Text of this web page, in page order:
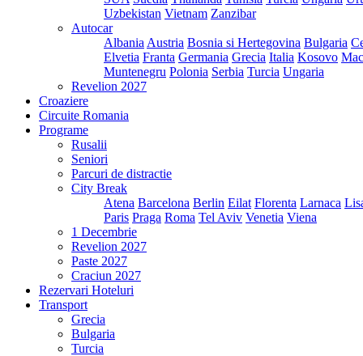
Uzbekistan Vietnam Zanzibar
Autocar
Albania Austria Bosnia si Hertegovina Bulgaria
Elvetia Franta Germania Grecia Italia Kosovo
Muntenegru Polonia Serbia Turcia Ungaria
Revelion 2027
Croaziere
Circuite Romania
Programe
Rusalii
Seniori
Parcuri de distractie
City Break
Atena Barcelona Berlin Eilat Florenta Larnaca
Paris Praga Roma Tel Aviv Venetia Viena
1 Decembrie
Revelion 2027
Paste 2027
Craciun 2027
Rezervari Hoteluri
Transport
Grecia
Bulgaria
Turcia